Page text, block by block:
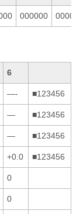
000000 000000
6
—- ■123456
— ■123456
— ■123456
+0.0 ■123456
0
0